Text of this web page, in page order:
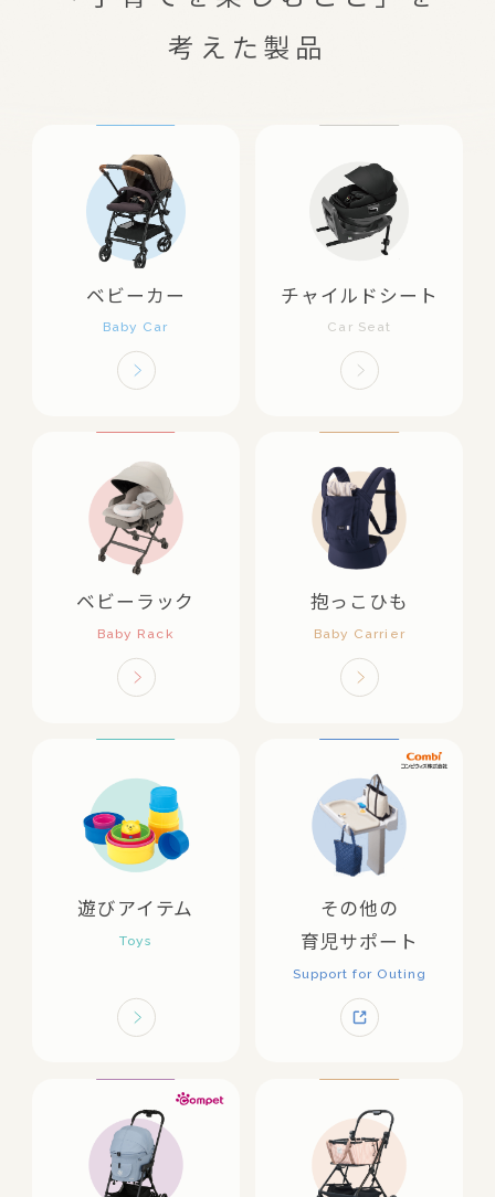
考えた製品
ベビーカー チャイルドシート
ベビーラック 抱っこひも
遊びアイテム
その他の
育児サポート